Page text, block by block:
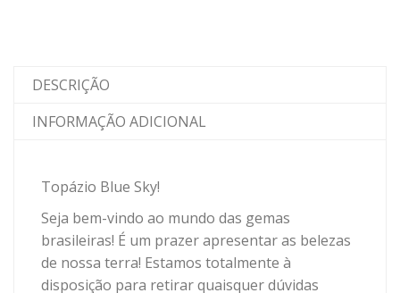
DESCRIÇÃO
INFORMAÇÃO ADICIONAL
Topázio Blue Sky!
Seja bem-vindo ao mundo das gemas
brasileiras! É um prazer apresentar as belezas
de nossa terra! Estamos totalmente à
disposição para retirar quaisquer dúvidas